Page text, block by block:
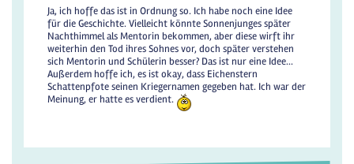
Ja, ich hoffe das ist in Ordnung so. Ich habe noch eine Idee
für die Geschichte. Vielleicht könnte Sonnenjunges später
Nachthimmel als Mentorin bekommen, aber diese wirft ihr
weiterhin den Tod ihres Sohnes vor, doch später verstehen
sich Mentorin und Schülerin besser? Das ist nur eine Idee...
Außerdem hoffe ich, es ist okay, dass Eichenstern
Schattenpfote seinen Kriegernamen gegeben hat. Ich war der
Meinung, er hatte es verdient.